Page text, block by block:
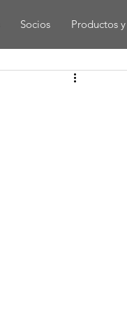
Socios Productos